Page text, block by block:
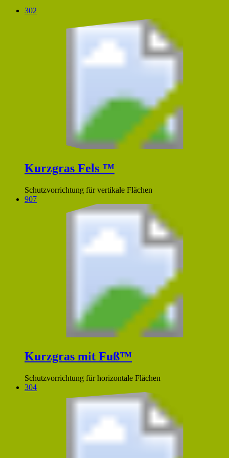
302
Kurzgras Fels ™
Schutzvorrichtung für vertikale Flächen
907
Kurzgras mit Fuß™
Schutzvorrichtung für horizontale Flächen
304